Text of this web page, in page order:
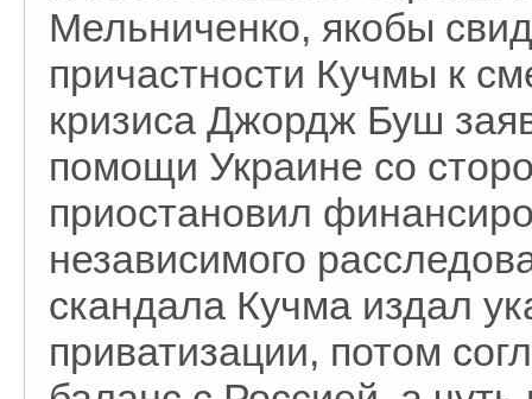
Мельниченко, якобы
причастности Кучмы к
кризиса Джордж Буш
помощи Украине со
приостановил
независимого
скандала Кучма издал
приватизации, потом